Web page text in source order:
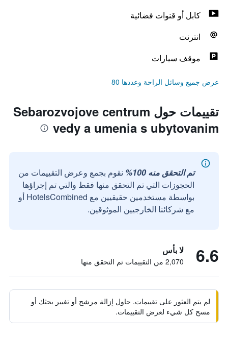
كابل أو قنوات فضائية
انترنت
موقف سيارات
عرض جميع وسائل الراحة وعددها 80
تقييمات حول Sebarozvojove centrum
vedy a umenia s ubytovanim
تم التحقق منه 100%
نقوم بجمع وعرض التقييمات من
الحجوزات التي تم التحقق منها فقط والتي تم إجراؤها
بواسطة مستخدمين حقيقيين مع HotelsCombined أو
مع شركائنا الخارجيين الموثوقين.
6.6 لا بأس
2,070 من التقييمات تم التحقق منها
لم يتم العثور على تقييمات. حاول إزالة مرشح أو تغيير بحثك أو
مسح كل شيء لعرض التقييمات.